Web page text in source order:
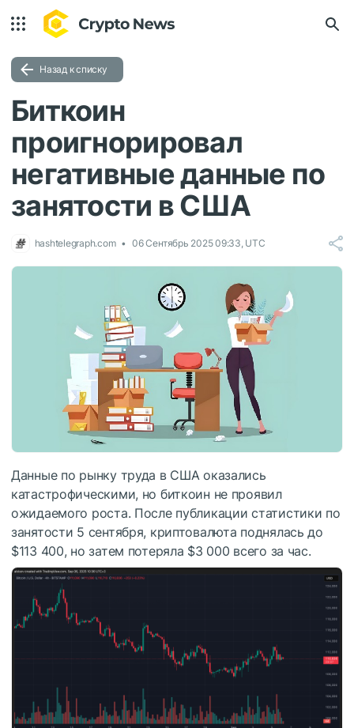
Назад к списку
Биткоин
проигнорировал
негативные данные по
занятости в США
hashtelegraph.com 06 Сентябрь 2025 09:33, UTC
Данные по рынку труда в США оказались
катастрофическими, но биткоин не проявил
ожидаемого роста. После публикации статистики по
занятости 5 сентября, криптовалюта поднялась до
$113 400, но затем потеряла $3 000 всего за час.